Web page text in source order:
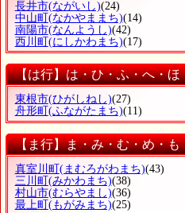
長井市(ながいし)(24)
中山町(なかやままち)(14)
南陽市(なんようし)(42)
西川町(にしかわまち)(17)
【は行】は・ひ・ふ・へ・ほ
東根市(ひがしねし)(27)
舟形町 (ふながたまち)(11)
【ま行】ま・み・む・め・も
真室川町 (まむろがわまち)(43)
三川町 (みかわまち)(38)
村山市(むらやまし)(36)
最上町 (もがみまち)(25)